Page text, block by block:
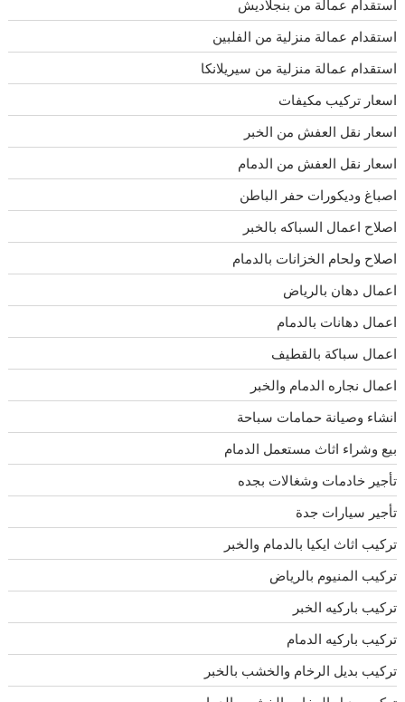
استقدام عمالة من بنجلاديش
استقدام عمالة منزلية من الفلبين
استقدام عمالة منزلية من سيريلانكا
اسعار تركيب مكيفات
اسعار نقل العفش من الخبر
اسعار نقل العفش من الدمام
اصباغ وديكورات حفر الباطن
اصلاح اعمال السباكه بالخبر
اصلاح ولحام الخزانات بالدمام
اعمال دهان بالرياض
اعمال دهانات بالدمام
اعمال سباكة بالقطيف
اعمال نجاره الدمام والخبر
انشاء وصيانة حمامات سباحة
بيع وشراء اثاث مستعمل الدمام
تأجير خادمات وشغالات بجده
تأجير سيارات جدة
تركيب اثاث ايكيا بالدمام والخبر
تركيب المنيوم بالرياض
تركيب باركيه الخبر
تركيب باركيه الدمام
تركيب بديل الرخام والخشب بالخبر